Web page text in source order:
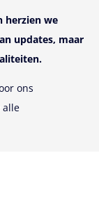
herzien we
updates, maar
ons
alle